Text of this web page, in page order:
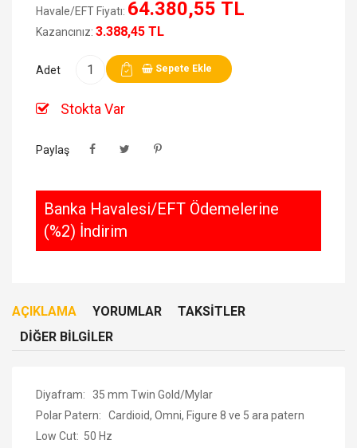
Havale/EFT Fiyatı: 64.380,55 TL
Kazancınız: 3.388,45 TL
Adet Sepete Ekle
Stokta Var
Paylaş
Banka Havalesi/EFT Ödemelerine
(%2) İndirim
AÇIKLAMA YORUMLAR
TAKSITLER
DIĞER BILGILER
Diyafram: 35 mm Twin Gold/Mylar
Polar Patern: Cardioid, Omni, Figure 8 ve 5 ara patern
Low Cut: 50 Hz